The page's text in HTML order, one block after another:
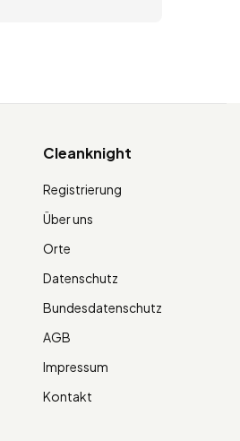
Cleanknight
Registrierung
Über uns
Orte
Datenschutz
Bundesdatenschutz
AGB
Impressum
Kontakt